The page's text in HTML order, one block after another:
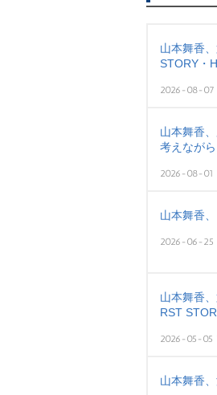
山本舞香
STORY・
2026-08-07
山本舞香
考えなが
2026-08-01
山本舞香
2026-06-25
山本舞香
RST
2026-05-05
山本舞香